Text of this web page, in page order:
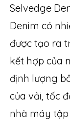
Selvedge
Denim có
được tạo ra
kết hợp của
định lượng
của vải, tốc
nhà máy